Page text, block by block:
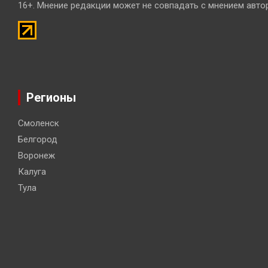
16+. Мнение редакции может не совпадать с мнением
Регионы
Смоленск
Белгород
Воронеж
Калуга
Тула